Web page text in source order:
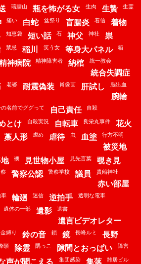
瑞牆山 瓶を怖がる女 生肉 生贄 生霊
痛い 白蛇 盆祭り 盲腸炎 着信 着物
知恵袋 短い話 石 神父 神社 祟
禁忌 稲川 笑う女 等身大パネル 箱
神病院 精神障害者 納棺 統一教会
統合失調症
老婆 耐震偽装 肖像画 肝試し 脳出血
腕輪
の名前でググって 自己責任 自殺
とけ 自殺実況 自転車 良栄丸事件 花火
藁人形 虐め 虐待 虫 血塗 行方不明
被災地
襖 見世物小屋 見先言葉 覗き見
警察公認 警察学校 議員 貴船神社
赤い部屋
車 輪廻 迷信 逆拍手 透明な電車
遺体の一部 遺影 遺書
遺言ビデオレター
金縛り 鈴の音 鎖 鏡 長峰ルミ 長野
頭 除霊 隅っこ 隙間とおっぱい 障害
声が聞こえる 集団感染 集落 雑居ビル